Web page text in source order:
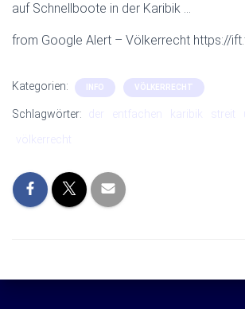
auf Schnellboote in der Karibik …
from Google Alert – Völkerrecht https://
Kategorien: INFO VÖLKERRECHT
Schlagwörter: entfachen karibik streit
völkerrecht